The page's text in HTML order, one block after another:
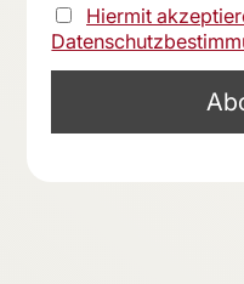
Hiermit